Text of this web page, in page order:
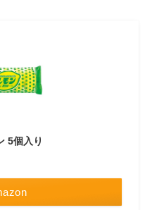
5個入り